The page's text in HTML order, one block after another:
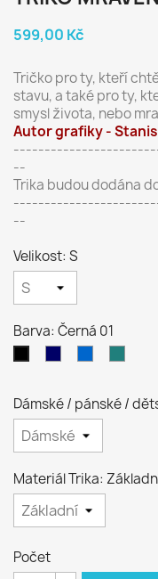
599,00 Kč
Tričko pro ty, kteří
stavu, a také pro ty,
smysl života, nebo
Autor grafiky -
--
Trika budou dodána
--
Velikost: S
Barva: Černá 01
Dámské / pánské /
Materiál Trika:
Počet